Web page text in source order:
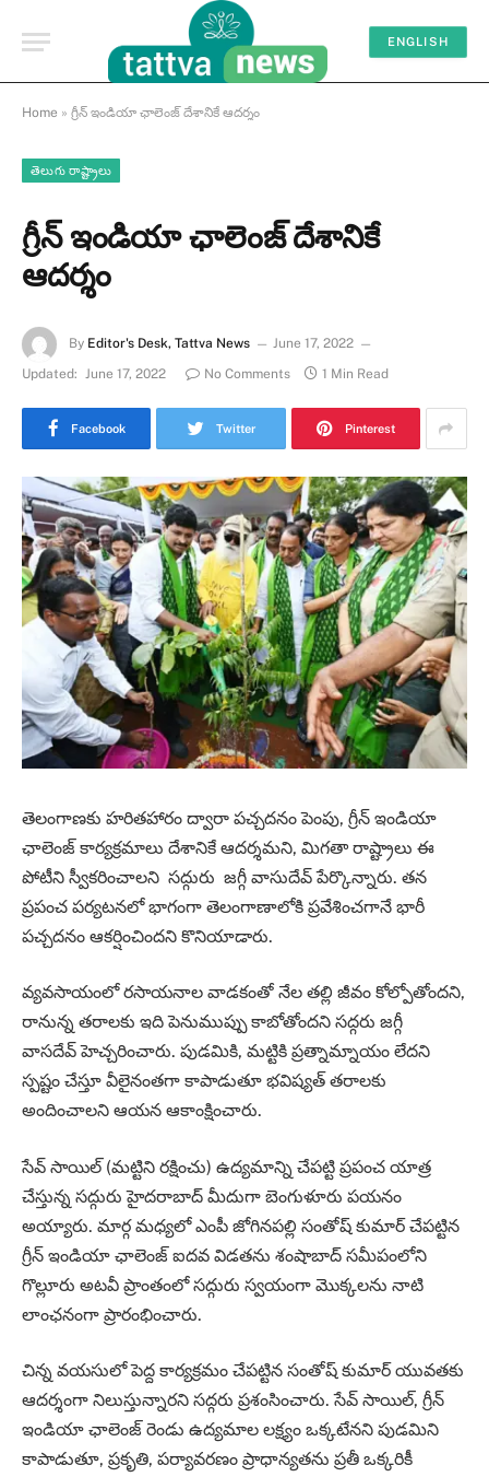
ENGLISH
Home » గ్రీన్ ఇండియా ఛాలెంజ్ దేశానికే ఆదర్శం
తెలుగు రాష్ట్రాలు
గ్రీన్ ఇండియా ఛాలెంజ్ దేశానికే
ఆదర్శం
By Editor's Desk, Tattva News
June 17, 2022
Updated: June 17, 2022 No Comments 1 Min Read
Facebook Twitter Pinterest
తెలంగాణకు హరితహారం ద్వారా పచ్చదనం పెంపు, గ్రీన్ ఇండియా
ఛాలెంజ్ కార్యక్రమాలు దేశానికే ఆదర్శమని, మిగతా రాష్ట్రాలు ఈ
పోటీని స్వీకరించాలని సద్గురు జగ్గీ వాసుదేవ్ పేర్కొన్నారు. తన
ప్రపంచ పర్యటనలో భాగంగా తెలంగాణాలోకి ప్రవేశించగానే భారీ
పచ్చదనం ఆకర్షించిందని కొనియాడారు.
వ్యవసాయంలో రసాయనాల వాడకంతో నేల తల్లి జీవం కోల్పోతోందని,
రానున్న తరాలకు ఇది పెనుముప్పు కాబోతోందని సద్గరు జగ్గీ
వాసదేవ్ హెచ్చరించారు. పుడమికి, మట్టికి ప్రత్నామ్నాయం లేదని
స్పష్టం చేస్తూ వీలైనంతగా కాపాడుతూ భవిష్యత్ తరాలకు
అందించాలని ఆయన ఆకాంక్షించారు.
సేవ్ సాయిల్ (మట్టిని రక్షించు) ఉద్యమాన్ని చేపట్టి ప్రపంచ యాత్ర
చేస్తున్న సద్గురు హైదరాబాద్ మీదుగా బెంగుళూరు పయనం
అయ్యారు. మార్గ మధ్యలో ఎంపీ జోగినపల్లి సంతోష్ కుమార్ చేపట్టిన
గ్రీన్ ఇండియా ఛాలెంజ్ ఐదవ విడతను శంషాబాద్ సమీపంలోని
గొల్లూరు అటవీ ప్రాంతంలో సద్గురు స్వయంగా మొక్కలను నాటి
లాంఛనంగా ప్రారంభించారు.
చిన్న వయసులో పెద్ద కార్యక్రమం చేపట్టిన సంతోష్ కుమార్ యువతకు
ఆదర్శంగా నిలుస్తున్నారని సద్గరు ప్రశంసించారు. సేవ్ సాయిల్, గ్రీన్
ఇండియా ఛాలెంజ్ రెండు ఉద్యమాల లక్ష్యం ఒక్కటేనని పుడమిని
కాపాడుతూ, ప్రకృతి, పర్యావరణం ప్రాధాన్యతను ప్రతీ ఒక్కరికీ